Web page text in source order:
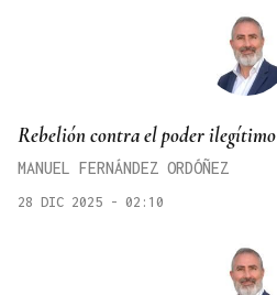
Rebelión contra el poder ilegítimo
MANUEL FERNÁNDEZ ORDÓÑEZ
28 DIC 2025 - 02:10